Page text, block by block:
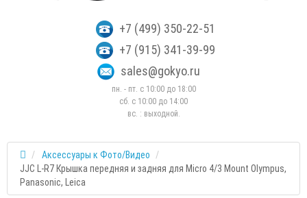
+7 (499) 350-22-51
+7 (915) 341-39-99
sales@gokyo.ru
пн. - пт. с 10:00 до 18:00
сб. c 10:00 до 14:00
вс. : выходной.
Аксессуары к Фото/Видео
JJC L-R7 Крышка передняя и задняя для Micro 4/3 Mount Olympus,
Panasonic, Leica